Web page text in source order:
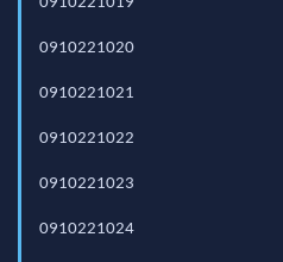
0910221020
0910221021
0910221022
0910221023
0910221024